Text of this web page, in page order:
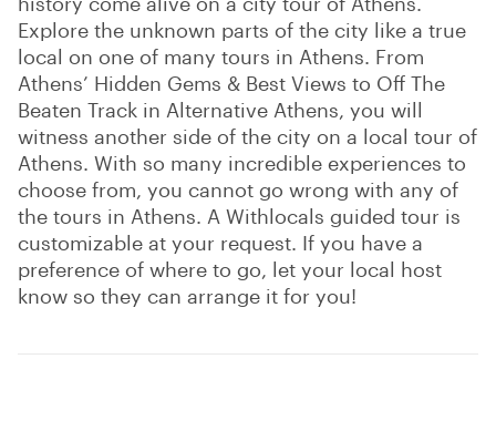
Explore the unknown parts of the city like a true
local on one of many tours in Athens. From
Athens’ Hidden Gems & Best Views to Off The
Beaten Track in Alternative Athens, you will
witness another side of the city on a local tour of
Athens. With so many incredible experiences to
choose from, you cannot go wrong with any of
the tours in Athens. A Withlocals guided tour is
customizable at your request. If you have a
preference of where to go, let your local host
know so they can arrange it for you!